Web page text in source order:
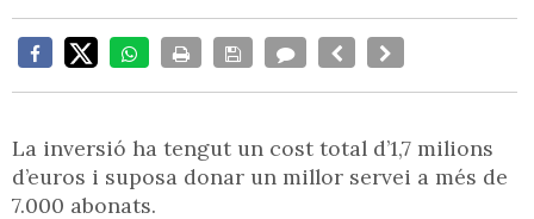
La inversió ha tengut un cost total d’1,7 milions
d’euros i suposa donar un millor servei a més de
7.000 abonats.